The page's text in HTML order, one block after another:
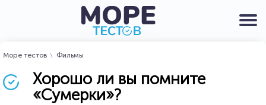
Море тестов Фильмы
Хорошо ли вы помните
«Сумерки»?